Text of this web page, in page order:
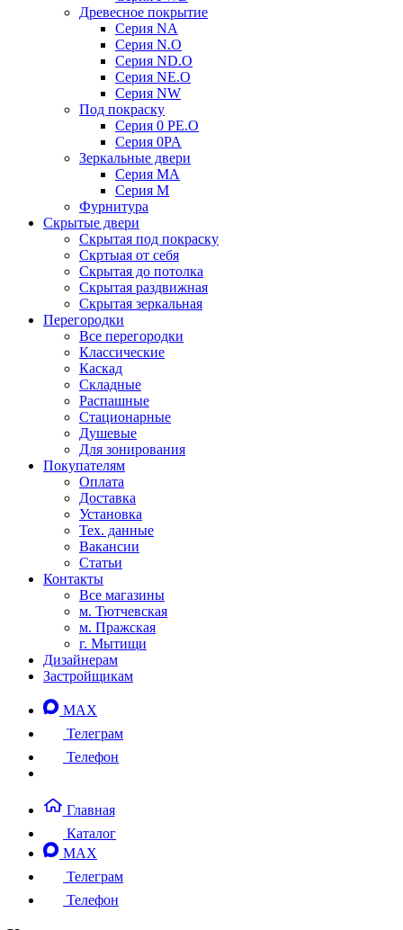
Древесное покрытие
Серия NA
Серия N.O
Серия ND.O
Серия NE.O
Серия NW
Под покраску
Серия 0 PE.O
Серия 0PA
Зеркальные двери
Серия MA
Серия M
Фурнитура
Скрытые двери
Скрытая под покраску
Скртыая от себя
Скрытая до потолка
Скрытая раздвижная
Скрытая зеркальная
Перегородки
Все перегородки
Классические
Каскад
Складные
Распашные
Стационарные
Душевые
Для зонирования
Покупателям
Оплата
Доставка
Установка
Тех. данные
Вакансии
Статьи
Контакты
Все магазины
м. Тютчевская
м. Пражская
г. Мытищи
Дизайнерам
Застройщикам
MAX
Телеграм
Телефон
Главная
Каталог
MAX
Телеграм
Телефон